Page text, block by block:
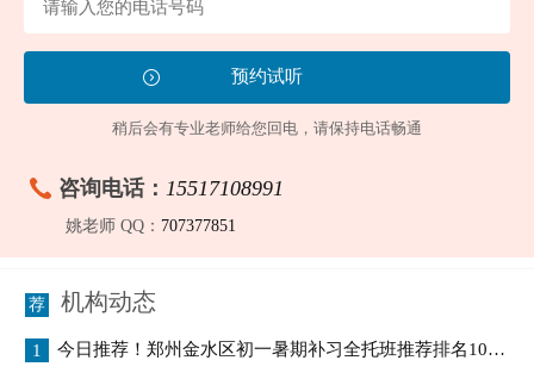
稍后会有专业老师给您回电，请保持电话畅通
咨询电话： 15517108991
姚老师 QQ： 707377851
机构动态
1 今日推荐！郑州金水区初一暑期补习全托班推荐排名10大一览表